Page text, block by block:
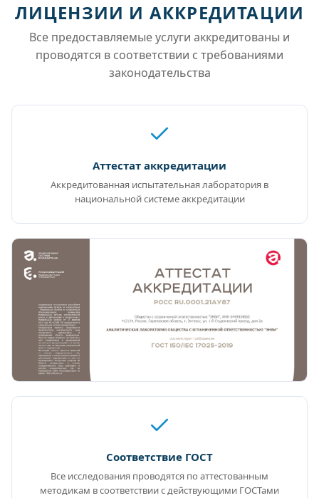
ЛИЦЕНЗИИ И АККРЕДИТАЦИИ
Все предоставляемые услуги аккредитованы и
проводятся в соответствии с требованиями
законодательства
Аттестат аккредитации
Аккредитованная испытательная лаборатория в
национальной системе аккредитации
Соответствие ГОСТ
Все исследования проводятся по аттестованным
методикам в соответствии с действующими ГОСТами